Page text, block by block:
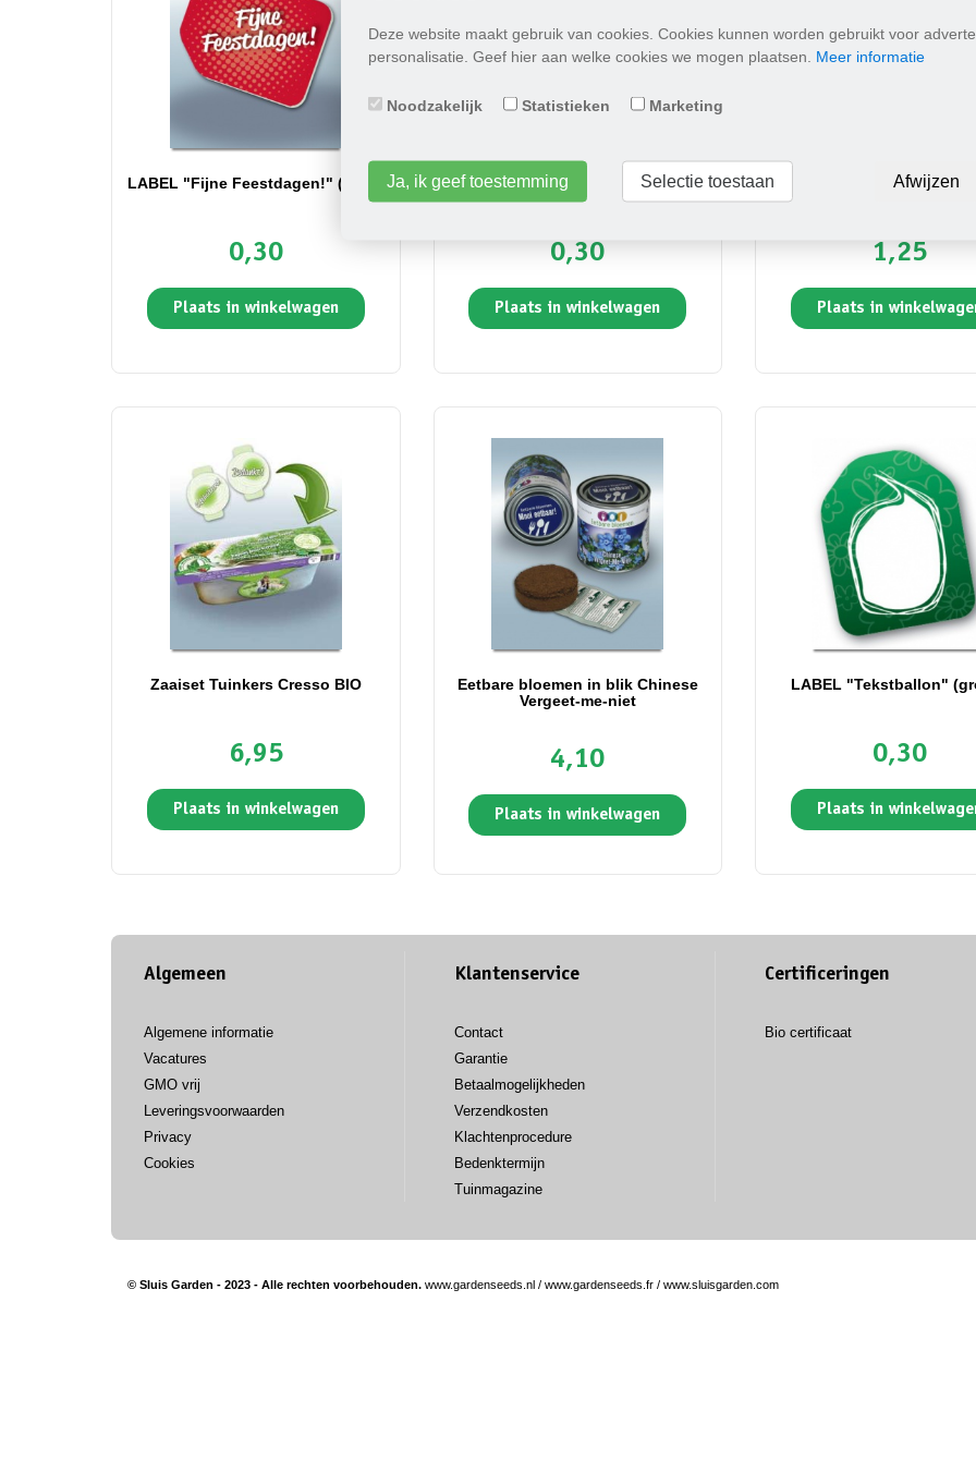
Deze website maakt gebruik van cookies. Cookies kunnen worden gebruikt voor
personalisatie. Geef hier aan welke cookies we mogen plaatsen. Meer informatie
Noodzakelijk Statistieken Marketing
Ja, ik geef toestemming Selectie toestaan Afwijzen
LABEL "Fijne Feestdagen!" (rood)
0,30
Plaats in winkelwagen
LABEL "Zomaar..." (blauw)
0,30
Plaats in winkelwagen
Greengift Happy-Bear
1,25
Plaats in
Zaaiset Tuinkers Cresso BIO
6,95
Plaats in winkelwagen
Eetbare bloemen in blik Chinese
Vergeet-me-niet
4,10
Plaats in winkelwagen
LABEL "Tekstballon"
0,30
Plaats in
Algemeen
Algemene informatie
Vacatures
GMO vrij
Leveringsvoorwaarden
Privacy
Cookies
Klantenservice
Contact
Garantie
Betaalmogelijkheden
Verzendkosten
Klachtenprocedure
Bedenktermijn
Tuinmagazine
Certificeringen
Bio certificaat
© Sluis Garden - 2023 - Alle rechten voorbehouden. www.gardenseeds.nl / www.gardenseeds.fr / www.sluisgarden.com